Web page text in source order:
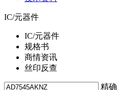
IC/元器件
IC/元器件
规格书
商情资讯
丝印反查
精确